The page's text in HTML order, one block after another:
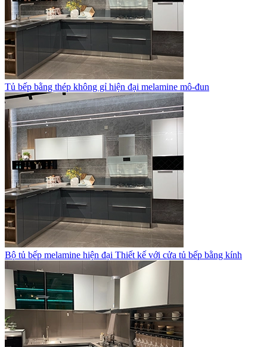
Tủ bếp bằng thép không gỉ hiện đại melamine mô-đun
Bộ tủ bếp melamine hiện đại Thiết kế với cửa tủ bếp bằng kính